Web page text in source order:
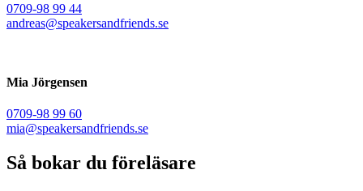
0709-98 99 44
andreas@speakersandfriends.se​
Mia Jörgensen
0709-98 99 60
mia@speakersandfriends.se​
Så bokar du föreläsare